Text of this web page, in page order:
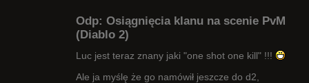
Odp: Osiągnięcia klanu na scenie PvM
(Diablo 2)
Luc jest teraz znany jaki "one shot one kill" !!!
Ale ja myślę że go namówił jeszcze do d2,